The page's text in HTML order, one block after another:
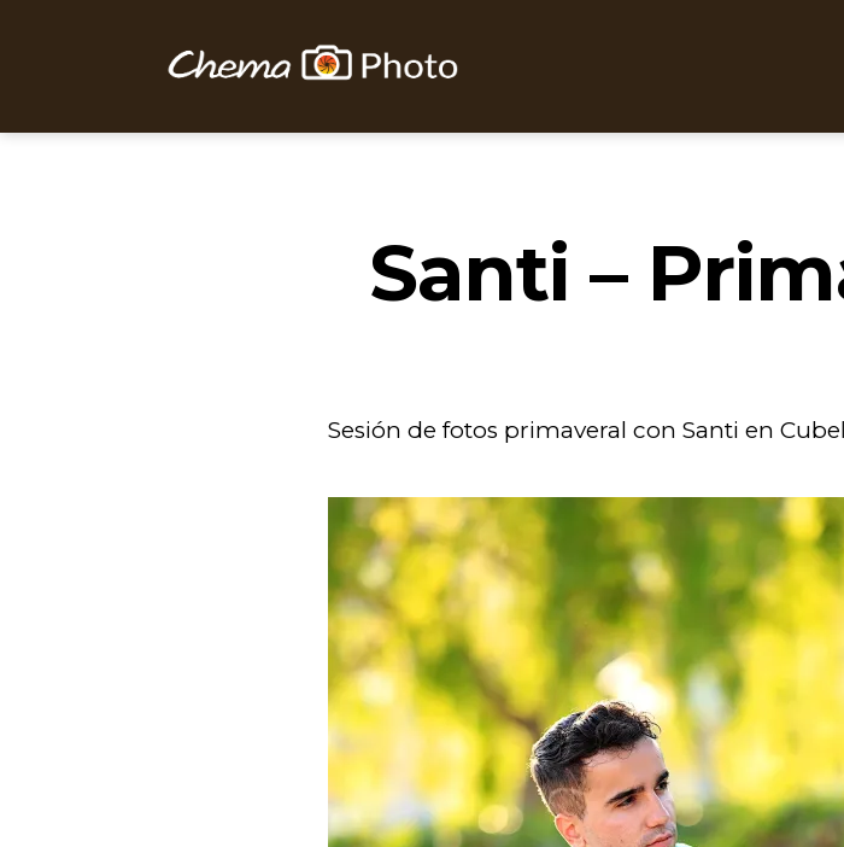
Chema
Santi –
Sesión de fotos primaveral con Santi en